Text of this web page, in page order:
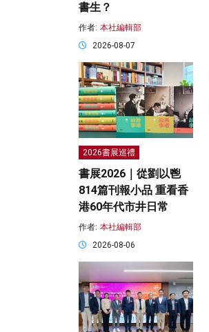
書生？
作者: 本社編輯部
2026-08-07
2026書展巡禮
書展2026｜從劉以鬯
814篇刊報小品 重看香
港60年代市井日常
作者: 本社編輯部
2026-08-06